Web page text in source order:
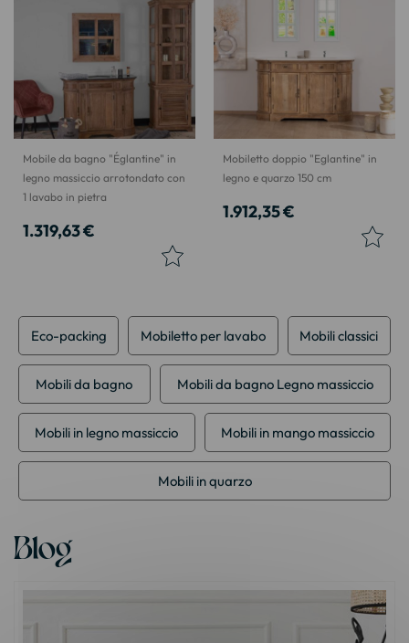
Mobile da bagno "Églantine" in
legno massiccio arrotondato con
1 lavabo in pietra
1.319,63 €
Mobiletto doppio "Eglantine" in
legno e quarzo 150 cm
1.912,35 €
Eco-packing Mobiletto per lavabo Mobili classici
Mobili da bagno Mobili da bagno Legno massiccio
Mobili in legno massiccio Mobili in mango massiccio
Mobili in quarzo
Blog